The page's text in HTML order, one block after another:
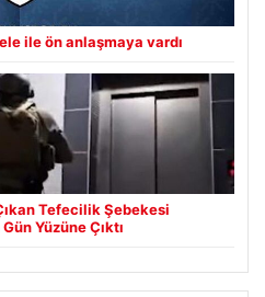
ile ön anlaşmaya vardı
Tefecilik Şebekesi
Yüzüne Çıktı